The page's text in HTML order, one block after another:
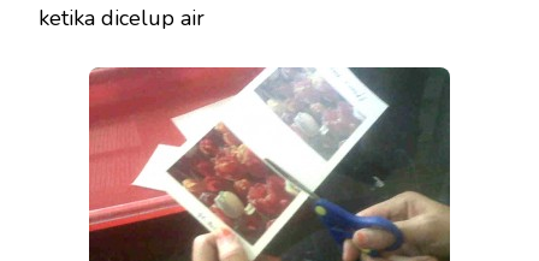
ketika dicelup air